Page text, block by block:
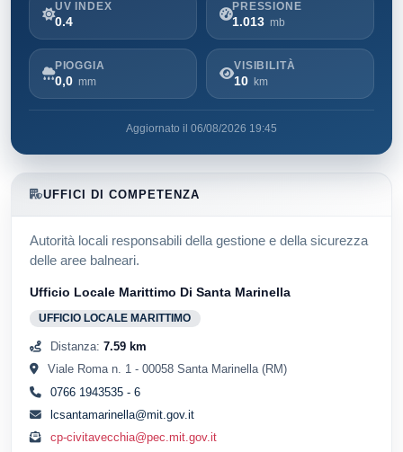
UV INDEX
0.4
PRESSIONE
1.013 mb
PIOGGIA
0,0 mm
VISIBILITÀ
10 km
Aggiornato il 06/08/2026 19:45
UFFICI DI COMPETENZA
Autorità locali responsabili della gestione e della sicurezza
delle aree balneari.
Ufficio Locale Marittimo Di Santa Marinella
UFFICIO LOCALE MARITTIMO
Distanza: 7.59 km
Viale Roma n. 1 - 00058 Santa Marinella (RM)
0766 1943535 - 6
lcsantamarinella@mit.gov.it
cp-civitavecchia@pec.mit.gov.it